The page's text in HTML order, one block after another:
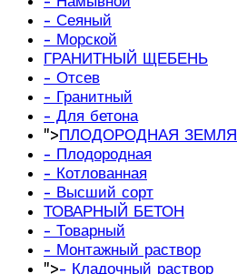
- Сеяный
- Морской
ГРАНИТНЫЙ ЩЕБЕНЬ
- Отсев
- Гранитный
- Для бетона
">ПЛОДОРОДНАЯ ЗЕМЛЯ
- Плодородная
- Котлованная
- Высший сорт
ТОВАРНЫЙ БЕТОН
- Товарный
- Монтажный раствор
">- Кладочный раствор